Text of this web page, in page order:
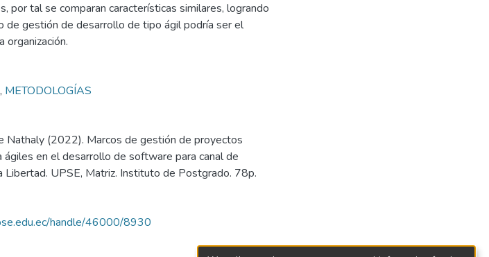
por tal se comparan características similares, logrando
de gestión de desarrollo de tipo ágil podría ser el
organización.
, METODOLOGÍAS
Nathaly (2022). Marcos de gestión de proyectos
ágiles en el desarrollo de software para canal de
Libertad. UPSE, Matriz. Instituto de Postgrado. 78p.
handle/46000/8930